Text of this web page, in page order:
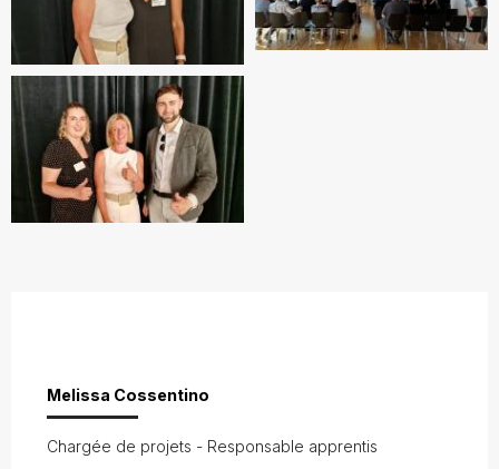
Melissa Cossentino
Chargée de projets - Responsable apprentis